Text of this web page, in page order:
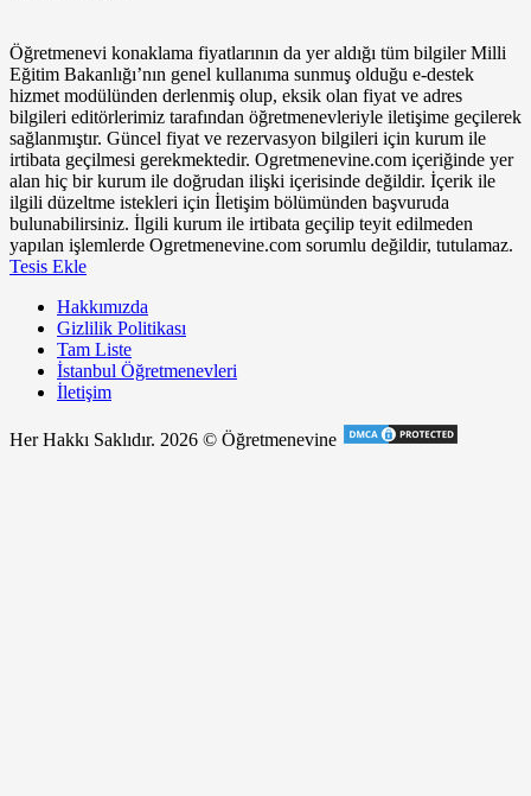
Öğretmenevi konaklama fiyatlarının da yer aldığı tüm bilgiler Milli
Eğitim Bakanlığı’nın genel kullanıma sunmuş olduğu e-destek
hizmet modülünden derlenmiş olup, eksik olan fiyat ve adres
bilgileri editörlerimiz tarafından öğretmenevleriyle iletişime geçilerek
sağlanmıştır. Güncel fiyat ve rezervasyon bilgileri için kurum ile
irtibata geçilmesi gerekmektedir. Ogretmenevine.com içeriğinde yer
alan hiç bir kurum ile doğrudan ilişki içerisinde değildir. İçerik ile
ilgili düzeltme istekleri için İletişim bölümünden başvuruda
bulunabilirsiniz. İlgili kurum ile irtibata geçilip teyit edilmeden
yapılan işlemlerde Ogretmenevine.com sorumlu değildir, tutulamaz.
Tesis Ekle
Hakkımızda
Gizlilik Politikası
Tam Liste
İstanbul Öğretmenevleri
İletişim
Her Hakkı Saklıdır. 2026 © Öğretmenevine